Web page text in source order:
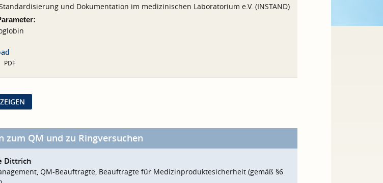
und Dokumentation im medizinischen Laboratorium e.V. (INSTAND)
PDF
zum QM und zu Ringversuchen
Dittrich
QM-Beauftragte, Beauftragte für Medizinproduktesicherheit (gemäß §6